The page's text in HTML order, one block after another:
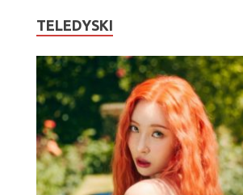
TELEDYSKI